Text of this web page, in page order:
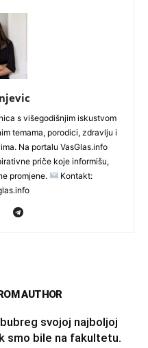
s višegodišnjim iskustvom
temama, porodici, zdravlju i
Na portalu VasGlas.info
priče koje informišu,
promjene.
Kontakt:
AUTHOR
svojoj najboljoj
smo bile na fakultetu.